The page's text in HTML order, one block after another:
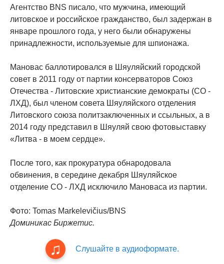
Агентство BNS писало, что мужчина, имеющий
литовское и российское гражданство, был задержан в
январе прошлого года, у него были обнаружены
принадлежности, используемые для шпионажа.
Мановас баллотировался в Шяуляйский городской
совет в 2011 году от партии консерваторов Союз
Отечества - Литовские христианские демократы (СО -
ЛХД), был членом совета Шяуляйского отделения
Литовского союза политзаключенных и ссыльных, а в
2014 году представил в Шяуляй свою фотовыставку
«Литва - в моем сердце».
После того, как прокуратура обнародовала
обвинения, в середине декабря Шяуляйское
отделение СО - ЛХД исключило Мановаса из партии.
Фото: Tomas Markelevičius/BNS
Доминикас Биржетис.
Слушайте в аудиоформате.